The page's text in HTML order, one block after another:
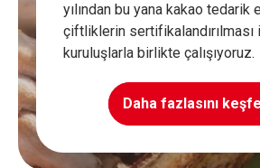
yılından bu yana kakao tedarik
çiftliklerin
kuruluşlarla birlikte çalışıyoruz.
Daha fazlasını